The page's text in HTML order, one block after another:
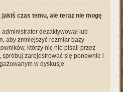
jakiś czas temu, ale teraz nie mogę
dezaktywował lub
aby zmniejszyć rozmiar bazy
którzy nic nie pisali przez
spróbuj zarejestrować się ponownie i
w dyskusje